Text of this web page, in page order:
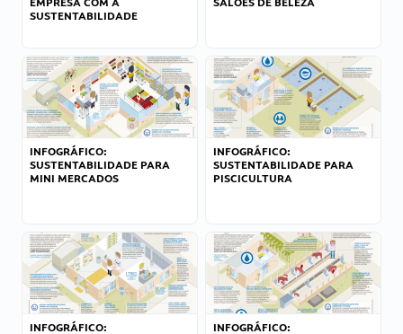
SUSTENTABILIDADE
INFOGRÁFICO:
SUSTENTABILIDADE PARA
MINI MERCADOS
INFOGRÁFICO:
SUSTENTABILIDADE PARA
PISCICULTURA
INFOGRÁFICO:
INFOGRÁFICO: